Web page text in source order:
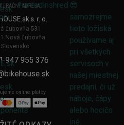
ADRESA
s. r. o.
Ľubovňa 531
Nová Ľubovňa
Slovensko
947 955 376
online platby